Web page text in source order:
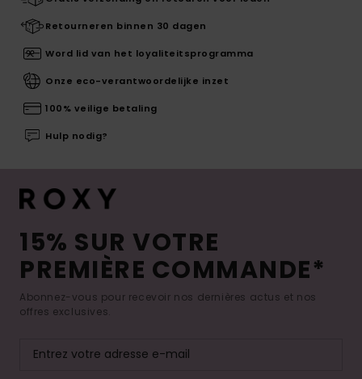
Retourneren binnen 30 dagen
Word lid van het loyaliteitsprogramma
Onze eco-verantwoordelijke inzet
100% veilige betaling
Hulp nodig?
15% SUR VOTRE
PREMIÈRE COMMANDE*
Abonnez-vous pour recevoir nos dernières actus et nos
offres exclusives.